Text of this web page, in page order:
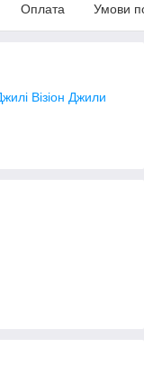
Оплата Умови
Візіон Джили